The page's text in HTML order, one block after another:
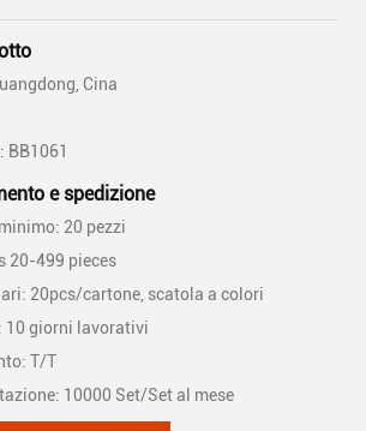
Cina
BB1061
e spedizione
20 pezzi
20-499 pieces
20pcs/cartone, scatola a colori
10 giorni lavorativi
T/T
10000 Set/Set al mese